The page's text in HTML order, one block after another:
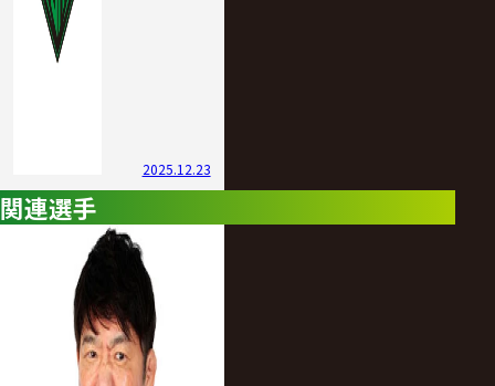
2025.12.23
関連選手